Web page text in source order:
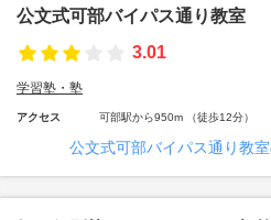
公文式可部バイパス通り教室
3.01
学習塾・塾
アクセス 可部駅から950m （徒歩12分）
公文式可部バイパス通り教